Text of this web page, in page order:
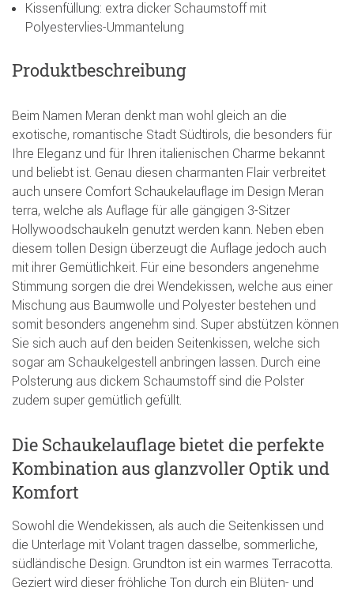
Kissenfüllung: extra dicker Schaumstoff mit
Polyestervlies-Ummantelung
Produktbeschreibung
Beim Namen Meran denkt man wohl gleich an die
exotische, romantische Stadt Südtirols, die besonders für
Ihre Eleganz und für Ihren italienischen Charme bekannt
und beliebt ist. Genau diesen charmanten Flair verbreitet
auch unsere Comfort Schaukelauflage im Design Meran
terra, welche als Auflage für alle gängigen 3-Sitzer
Hollywoodschaukeln genutzt werden kann. Neben eben
diesem tollen Design überzeugt die Auflage jedoch auch
mit ihrer Gemütlichkeit. Für eine besonders angenehme
Stimmung sorgen die drei Wendekissen, welche aus einer
Mischung aus Baumwolle und Polyester bestehen und
somit besonders angenehm sind. Super abstützen können
Sie sich auch auf den beiden Seitenkissen, welche sich
sogar am Schaukelgestell anbringen lassen. Durch eine
Polsterung aus dickem Schaumstoff sind die Polster
zudem super gemütlich gefüllt.
Die Schaukelauflage bietet die perfekte
Kombination aus glanzvoller Optik und
Komfort
Sowohl die Wendekissen, als auch die Seitenkissen und
die Unterlage mit Volant tragen dasselbe, sommerliche,
südländische Design. Grundton ist ein warmes Terracotta.
Geziert wird dieser fröhliche Ton durch ein Blüten- und